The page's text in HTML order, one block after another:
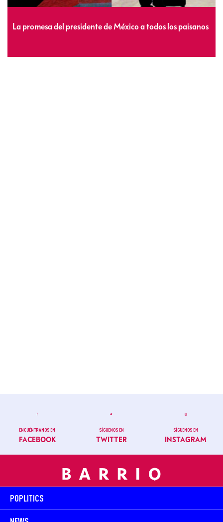
La promesa del presidente de México a todos los paisanos
ENCUÉNTRANOS EN
FACEBOOK
SÍGUENOS EN
TWITTER
SÍGUENOS EN
INSTAGRAM
POPLITICS